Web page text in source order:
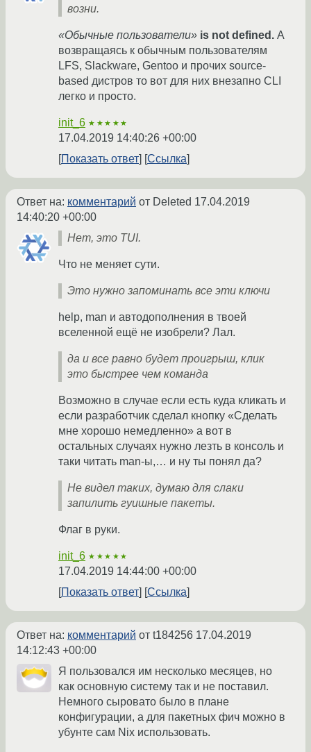
возни.
«Обычные пользователи» is not defined. А
возвращаясь к обычным пользователям
LFS, Slackware, Gentoo и прочих source-
based дистров то вот для них внезапно CLI
легко и просто.
init_6 ★★★★★
17.04.2019 14:40:26 +00:00
Показать ответ
Ссылка
Ответ на: комментарий от Deleted 17.04.2019
14:40:20 +00:00
Нет, это TUI.
Что не меняет сути.
Это нужно запоминать все эти ключи
help, man и автодополнения в твоей
вселенной ещё не изобрели? Лал.
да и все равно будет проигрыш, клик
это быстрее чем команда
Возможно в случае если есть куда кликать и
если разработчик сделал кнопку «Сделать
мне хорошо немедленно» а вот в
остальных случаях нужно лезть в консоль и
таки читать man-ы,… и ну ты понял да?
Не видел таких, думаю для слаки
запилить гуишные пакеты.
Флаг в руки.
init_6 ★★★★★
17.04.2019 14:44:00 +00:00
Показать ответ
Ссылка
Ответ на: комментарий от t184256 17.04.2019
14:12:43 +00:00
Я пользовался им несколько месяцев, но
как основную систему так и не поставил.
Немного сыровато было в плане
конфигурации, а для пакетных фич можно в
убунте сам Nix использовать.